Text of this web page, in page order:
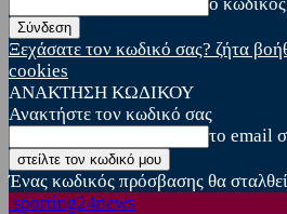
Ξεχάσατε τον κωδικό σας? ζήτα
cookies
ΑΝΑΚΤΗΣΗ ΚΩΔΙΚΟΥ
Ανακτήστε τον κωδικό σας
το email
Ένας κωδικός πρόσβασης θα
sporting24news